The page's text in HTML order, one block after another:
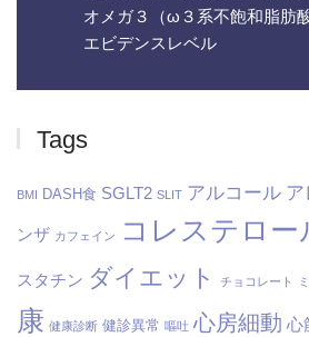
オメガ３（ω３系不飽和脂肪酸
エビデンスレベル
Tags
BMI DASH食 SGLT2 SLIT アルコール ア
ンザ カフェイン コレステロー
スタチン ダイエット チョコレート
康 健康診断 健診異常 嘔吐 心房細動 心